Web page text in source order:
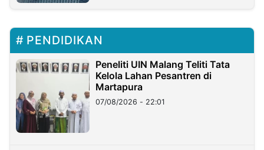
PENDIDIKAN
Peneliti UIN Malang Teliti Tata
Kelola Lahan Pesantren di
Martapura
07/08/2026 - 22:01